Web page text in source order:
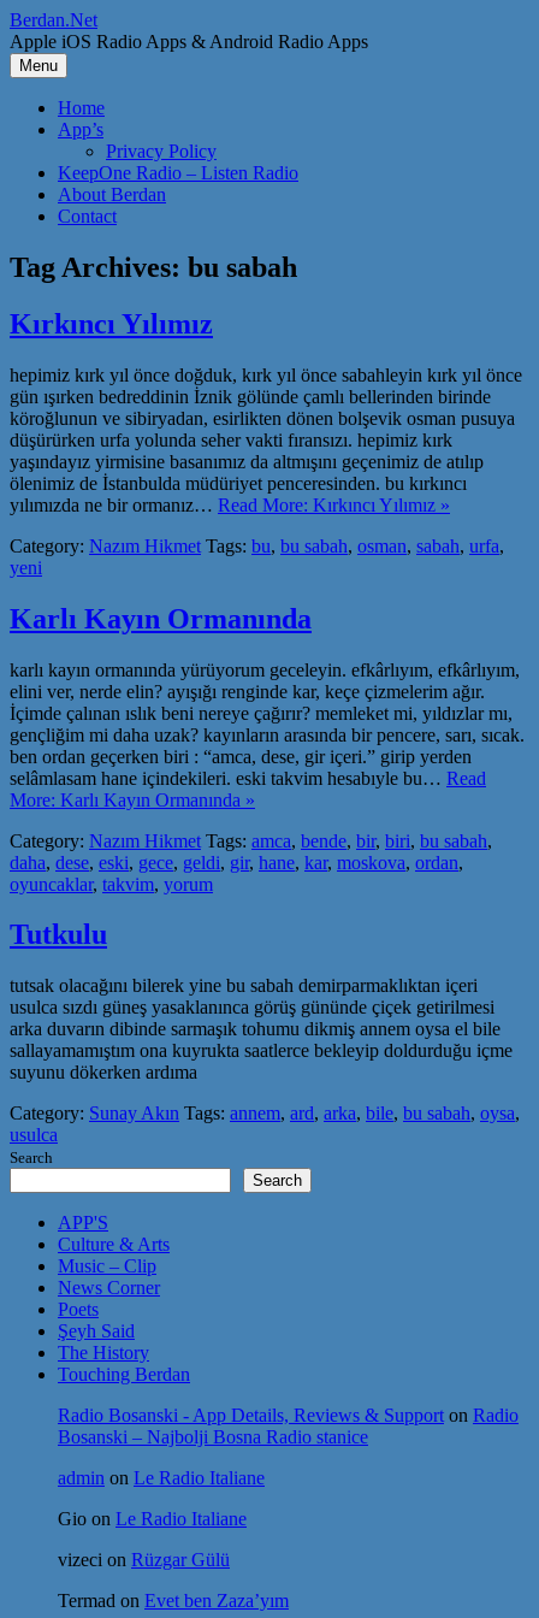
Skip
to
content
Berdan.Net
Apple iOS Radio Apps & Android Radio Apps
Menu
Home
App’s
Privacy Policy
KeepOne Radio – Listen Radio
About Berdan
Contact
Tag Archives: bu sabah
Kırkıncı Yılımız
hepimiz kırk yıl önce doğduk, kırk yıl önce sabahleyin kırk yıl önce
gün ışırken bedreddinin İznik gölünde çamlı bellerinden birinde
köroğlunun ve sibiryadan, esirlikten dönen bolşevik osman pusuya
düşürürken urfa yolunda seher vakti fıransızı. hepimiz kırk
yaşındayız yirmisine basanımız da altmışını geçenimiz de atılıp
ölenimiz de İstanbulda müdüriyet penceresinden. bu kırkıncı
yılımızda ne bir ormanız… Read More: Kırkıncı Yılımız »
Category: Nazım Hikmet Tags: bu, bu sabah, osman, sabah, urfa,
yeni
Karlı Kayın Ormanında
karlı kayın ormanında yürüyorum geceleyin. efkârlıyım, efkârlıyım,
elini ver, nerde elin? ayışığı renginde kar, keçe çizmelerim ağır.
İçimde çalınan ıslık beni nereye çağırır? memleket mi, yıldızlar mı,
gençliğim mi daha uzak? kayınların arasında bir pencere, sarı, sıcak.
ben ordan geçerken biri : “amca, dese, gir içeri.” girip yerden
selâmlasam hane içindekileri. eski takvim hesabıyle bu… Read
More: Karlı Kayın Ormanında »
Category: Nazım Hikmet Tags: amca, bende, bir, biri, bu sabah,
daha, dese, eski, gece, geldi, gir, hane, kar, moskova, ordan,
oyuncaklar, takvim, yorum
Tutkulu
tutsak olacağını bilerek yine bu sabah demirparmaklıktan içeri
usulca sızdı güneş yasaklanınca görüş gününde çiçek getirilmesi
arka duvarın dibinde sarmaşık tohumu dikmiş annem oysa el bile
sallayamamıştım ona kuyrukta saatlerce bekleyip doldurduğu içme
suyunu dökerken ardıma
Category: Sunay Akın Tags: annem, ard, arka, bile, bu sabah, oysa,
usulca
Search
Search
APP'S
Culture & Arts
Music – Clip
News Corner
Poets
Şeyh Said
The History
Touching Berdan
Radio Bosanski - App Details, Reviews & Support on Radio
Bosanski – Najbolji Bosna Radio stanice
admin on Le Radio Italiane
Gio on Le Radio Italiane
vizeci on Rüzgar Gülü
Termad on Evet ben Zaza’yım